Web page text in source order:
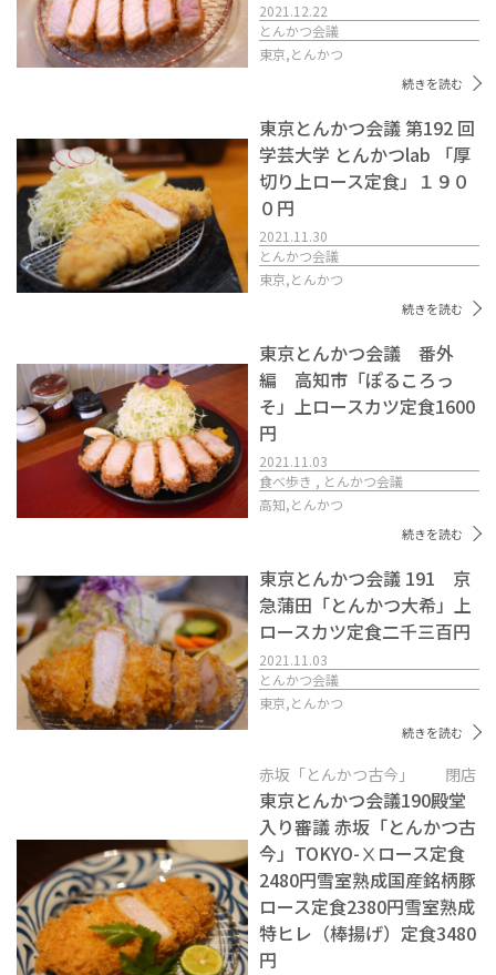
2021.12.22
とんかつ会議
東京,とんかつ
続きを読む
東京とんかつ会議 第192 回
学芸大学 とんかつlab 「厚
切り上ロース定食」１９０
０円
2021.11.30
とんかつ会議
東京,とんかつ
続きを読む
東京とんかつ会議 番外
編 高知市「ぽるころっ
そ」上ロースカツ定食1600
円
2021.11.03
食べ歩き , とんかつ会議
高知,とんかつ
続きを読む
東京とんかつ会議 191 京
急蒲田「とんかつ大希」上
ロースカツ定食二千三百円
2021.11.03
とんかつ会議
東京,とんかつ
続きを読む
赤坂「とんかつ古今」 閉店
東京とんかつ会議190殿堂
入り審議 赤坂「とんかつ古
今」TOKYO-Ⅹロース定食
2480円雪室熟成国産銘柄豚
ロース定食2380円雪室熟成
特ヒレ（棒揚げ）定食3480
円